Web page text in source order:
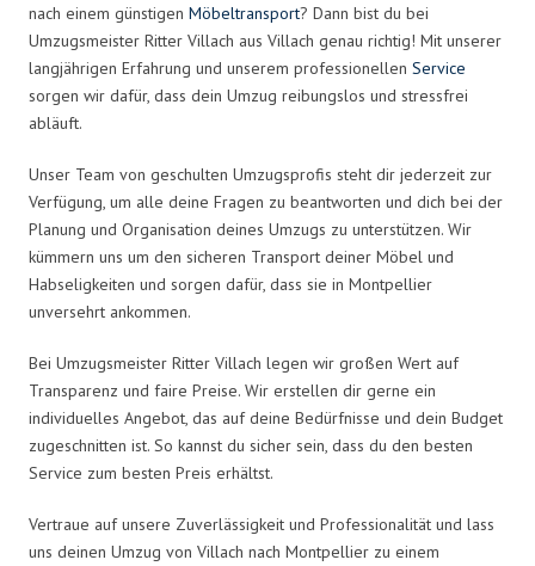
nach einem günstigen Möbeltransport? Dann bist du bei
Umzugsmeister Ritter Villach aus Villach genau richtig! Mit unserer
langjährigen Erfahrung und unserem professionellen Service
sorgen wir dafür, dass dein Umzug reibungslos und stressfrei
abläuft.
Unser Team von geschulten Umzugsprofis steht dir jederzeit zur
Verfügung, um alle deine Fragen zu beantworten und dich bei der
Planung und Organisation deines Umzugs zu unterstützen. Wir
kümmern uns um den sicheren Transport deiner Möbel und
Habseligkeiten und sorgen dafür, dass sie in Montpellier
unversehrt ankommen.
Bei Umzugsmeister Ritter Villach legen wir großen Wert auf
Transparenz und faire Preise. Wir erstellen dir gerne ein
individuelles Angebot, das auf deine Bedürfnisse und dein Budget
zugeschnitten ist. So kannst du sicher sein, dass du den besten
Service zum besten Preis erhältst.
Vertraue auf unsere Zuverlässigkeit und Professionalität und lass
uns deinen Umzug von Villach nach Montpellier zu einem